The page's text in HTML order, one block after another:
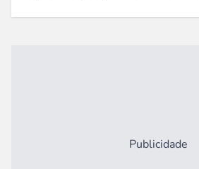
Publicidade